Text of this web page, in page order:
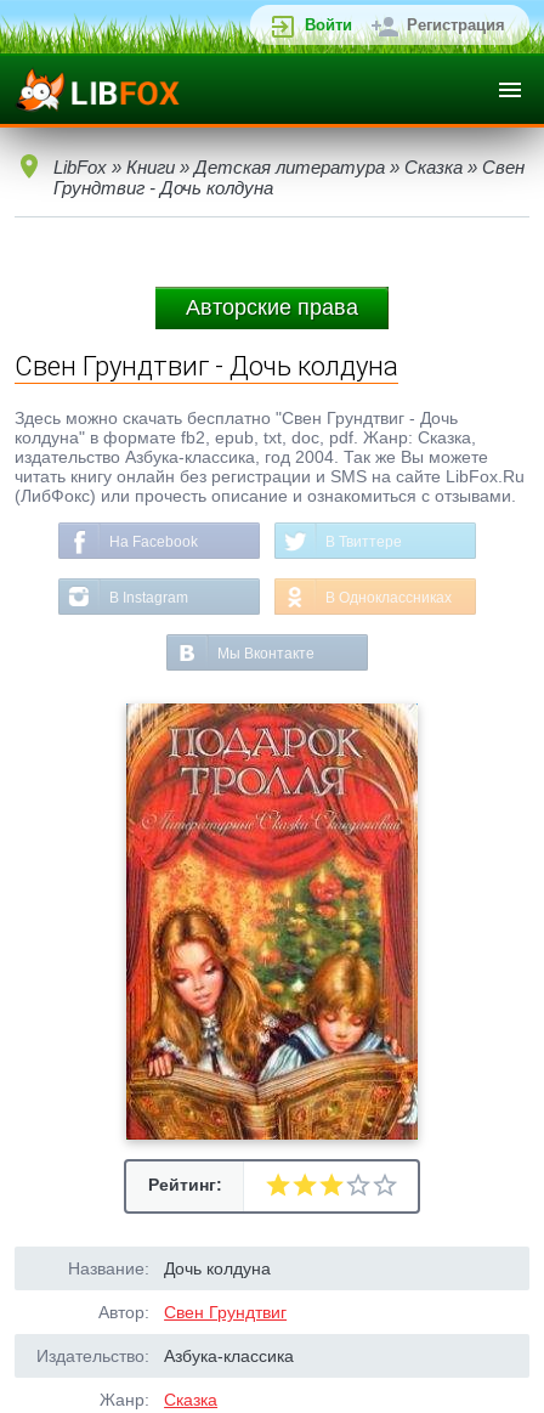
Войти Регистрация
LibFox » Книги » Детская литература » Сказка » Свен
Грундтвиг - Дочь колдуна
Авторские права
Свен Грундтвиг - Дочь колдуна
Здесь можно скачать бесплатно "Свен Грундтвиг - Дочь
колдуна" в формате fb2, epub, txt, doc, pdf. Жанр: Сказка,
издательство Азбука-классика, год 2004. Так же Вы можете
читать книгу онлайн без регистрации и SMS на сайте LibFox.Ru
(ЛибФокс) или прочесть описание и ознакомиться с отзывами.
На Facebook В Твиттере
В Instagram В Одноклассниках
Мы Вконтакте
Рейтинг:
Название: Дочь колдуна
Автор: Свен Грундтвиг
Издательство: Азбука-классика
Жанр: Сказка